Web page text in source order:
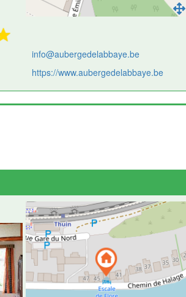
info@aubergedelabbaye.be
https://www.aubergedelabbaye.be